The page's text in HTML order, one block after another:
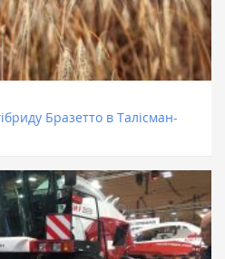
Бразетто в Талісман-